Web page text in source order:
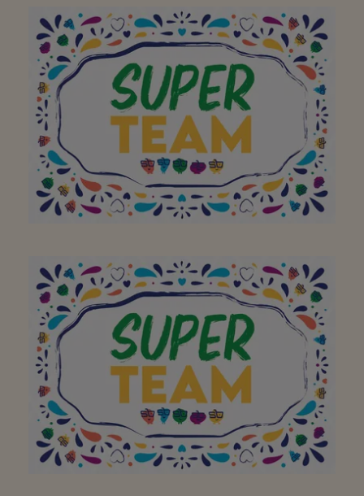
À mon supermarché de
quartier préféré pour
avoir égayé ma visite
dans votre magasin
avec un large sourire !
Merci!
Merci de votre sourire et
professionnalisme